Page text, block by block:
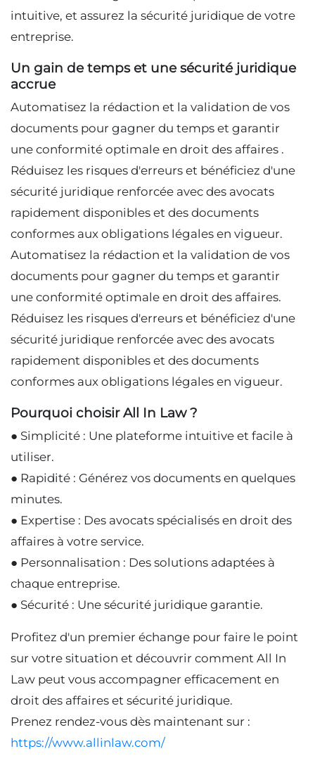
intuitive, et assurez la sécurité juridique de votre
entreprise.
Un gain de temps et une sécurité juridique
accrue
Automatisez la rédaction et la validation de vos
documents pour gagner du temps et garantir
une conformité optimale en droit des affaires .
Réduisez les risques d'erreurs et bénéficiez d'une
sécurité juridique renforcée avec des avocats
rapidement disponibles et des documents
conformes aux obligations légales en vigueur.
Automatisez la rédaction et la validation de vos
documents pour gagner du temps et garantir
une conformité optimale en droit des affaires.
Réduisez les risques d'erreurs et bénéficiez d'une
sécurité juridique renforcée avec des avocats
rapidement disponibles et des documents
conformes aux obligations légales en vigueur.
Pourquoi choisir All In Law ?
● Simplicité : Une plateforme intuitive et facile à
utiliser.
● Rapidité : Générez vos documents en quelques
minutes.
● Expertise : Des avocats spécialisés en droit des
affaires à votre service.
● Personnalisation : Des solutions adaptées à
chaque entreprise.
● Sécurité : Une sécurité juridique garantie.
Profitez d'un premier échange pour faire le point
sur votre situation et découvrir comment All In
Law peut vous accompagner efficacement en
droit des affaires et sécurité juridique.
Prenez rendez-vous dès maintenant sur :
https://www.allinlaw.com/